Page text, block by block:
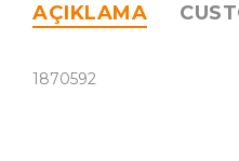
AÇIKLAMA
1870592